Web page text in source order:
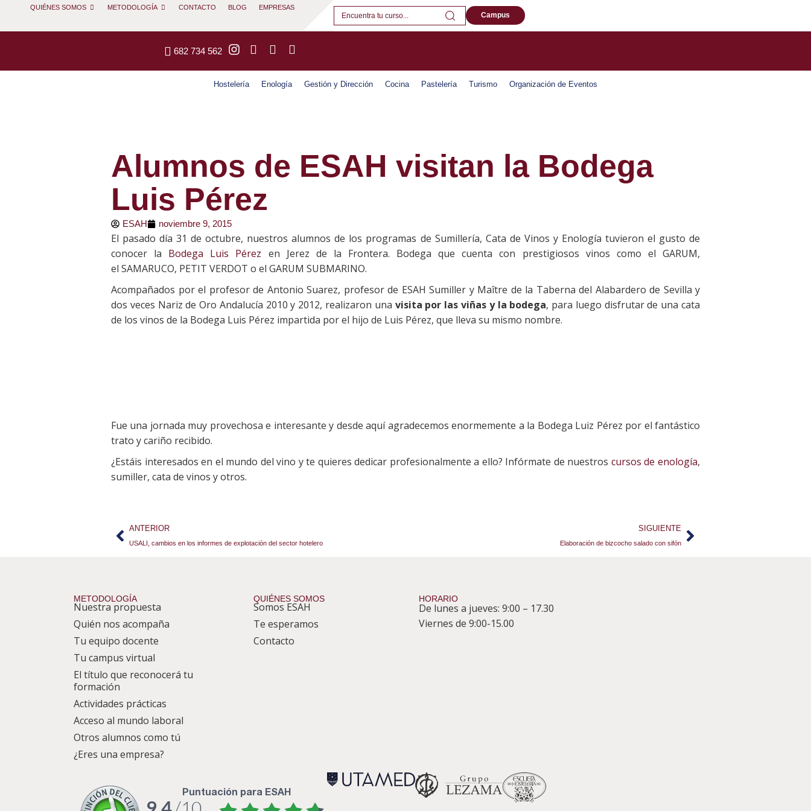
QUIÉNES SOMOS METODOLOGÍA CONTACTO BLOG EMPRESAS
Campus
682 734 562
Hostelería Enología Gestión y Dirección Cocina Pastelería Turismo Organización de Eventos
Alumnos de ESAH visitan la Bodega
Luis Pérez
ESAH noviembre 9, 2015
El pasado día 31 de octubre, nuestros alumnos de los programas de Sumillería, Cata de Vinos y Enología tuvieron el gusto de
conocer la Bodega Luis Pérez en Jerez de la Frontera. Bodega que cuenta con prestigiosos vinos como el GARUM,
el SAMARUCO, PETIT VERDOT o el GARUM SUBMARINO.
Acompañados por el profesor de Antonio Suarez, profesor de ESAH Sumiller y Maître de la Taberna del Alabardero de Sevilla y
dos veces Nariz de Oro Andalucía 2010 y 2012, realizaron una visita por las viñas y la bodega, para luego disfrutar de una cata
de los vinos de la Bodega Luis Pérez impartida por el hijo de Luis Pérez, que lleva su mismo nombre.
Fue una jornada muy provechosa e interesante y desde aquí agradecemos enormemente a la Bodega Luiz Pérez por el fantástico
trato y cariño recibido.
¿Estáis interesados en el mundo del vino y te quieres dedicar profesionalmente a ello? Infórmate de nuestros cursos de enología,
sumiller, cata de vinos y otros.
ANTERIOR
USALI, cambios en los informes de explotación del sector hotelero
SIGUIENTE
Elaboración de bizcocho salado con sifón
METODOLOGÍA
Nuestra propuesta
Quién nos acompaña
Tu equipo docente
Tu campus virtual
El título que reconocerá tu
formación
Actividades prácticas
Acceso al mundo laboral
Otros alumnos como tú
¿Eres una empresa?
QUIÉNES SOMOS
Somos ESAH
Te esperamos
Contacto
HORARIO
De lunes a jueves: 9:00 – 17.30
Viernes de 9:00-15.00
puntuación para ESAH